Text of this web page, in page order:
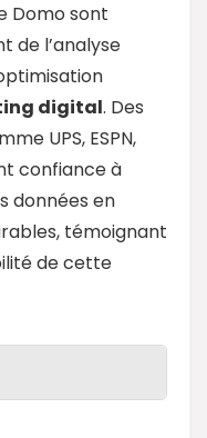
Domo sont
de l’analyse
digital. Des
UPS, ESPN,
confiance à
données en
témoignant
de cette